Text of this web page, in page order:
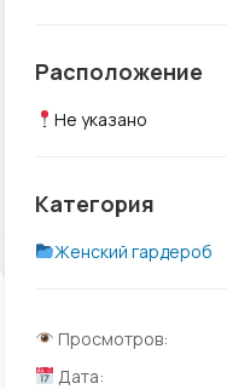
Расположение
Не указано
Категория
Женский гардероб
Просмотров:
Дата: